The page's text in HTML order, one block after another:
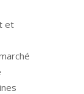
et